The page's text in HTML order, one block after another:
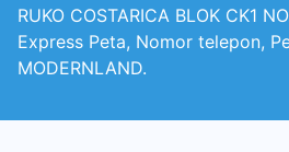
RUKO COSTARICA BLOK CK1
Express Peta, Nomor telepon,
MODERNLAND.